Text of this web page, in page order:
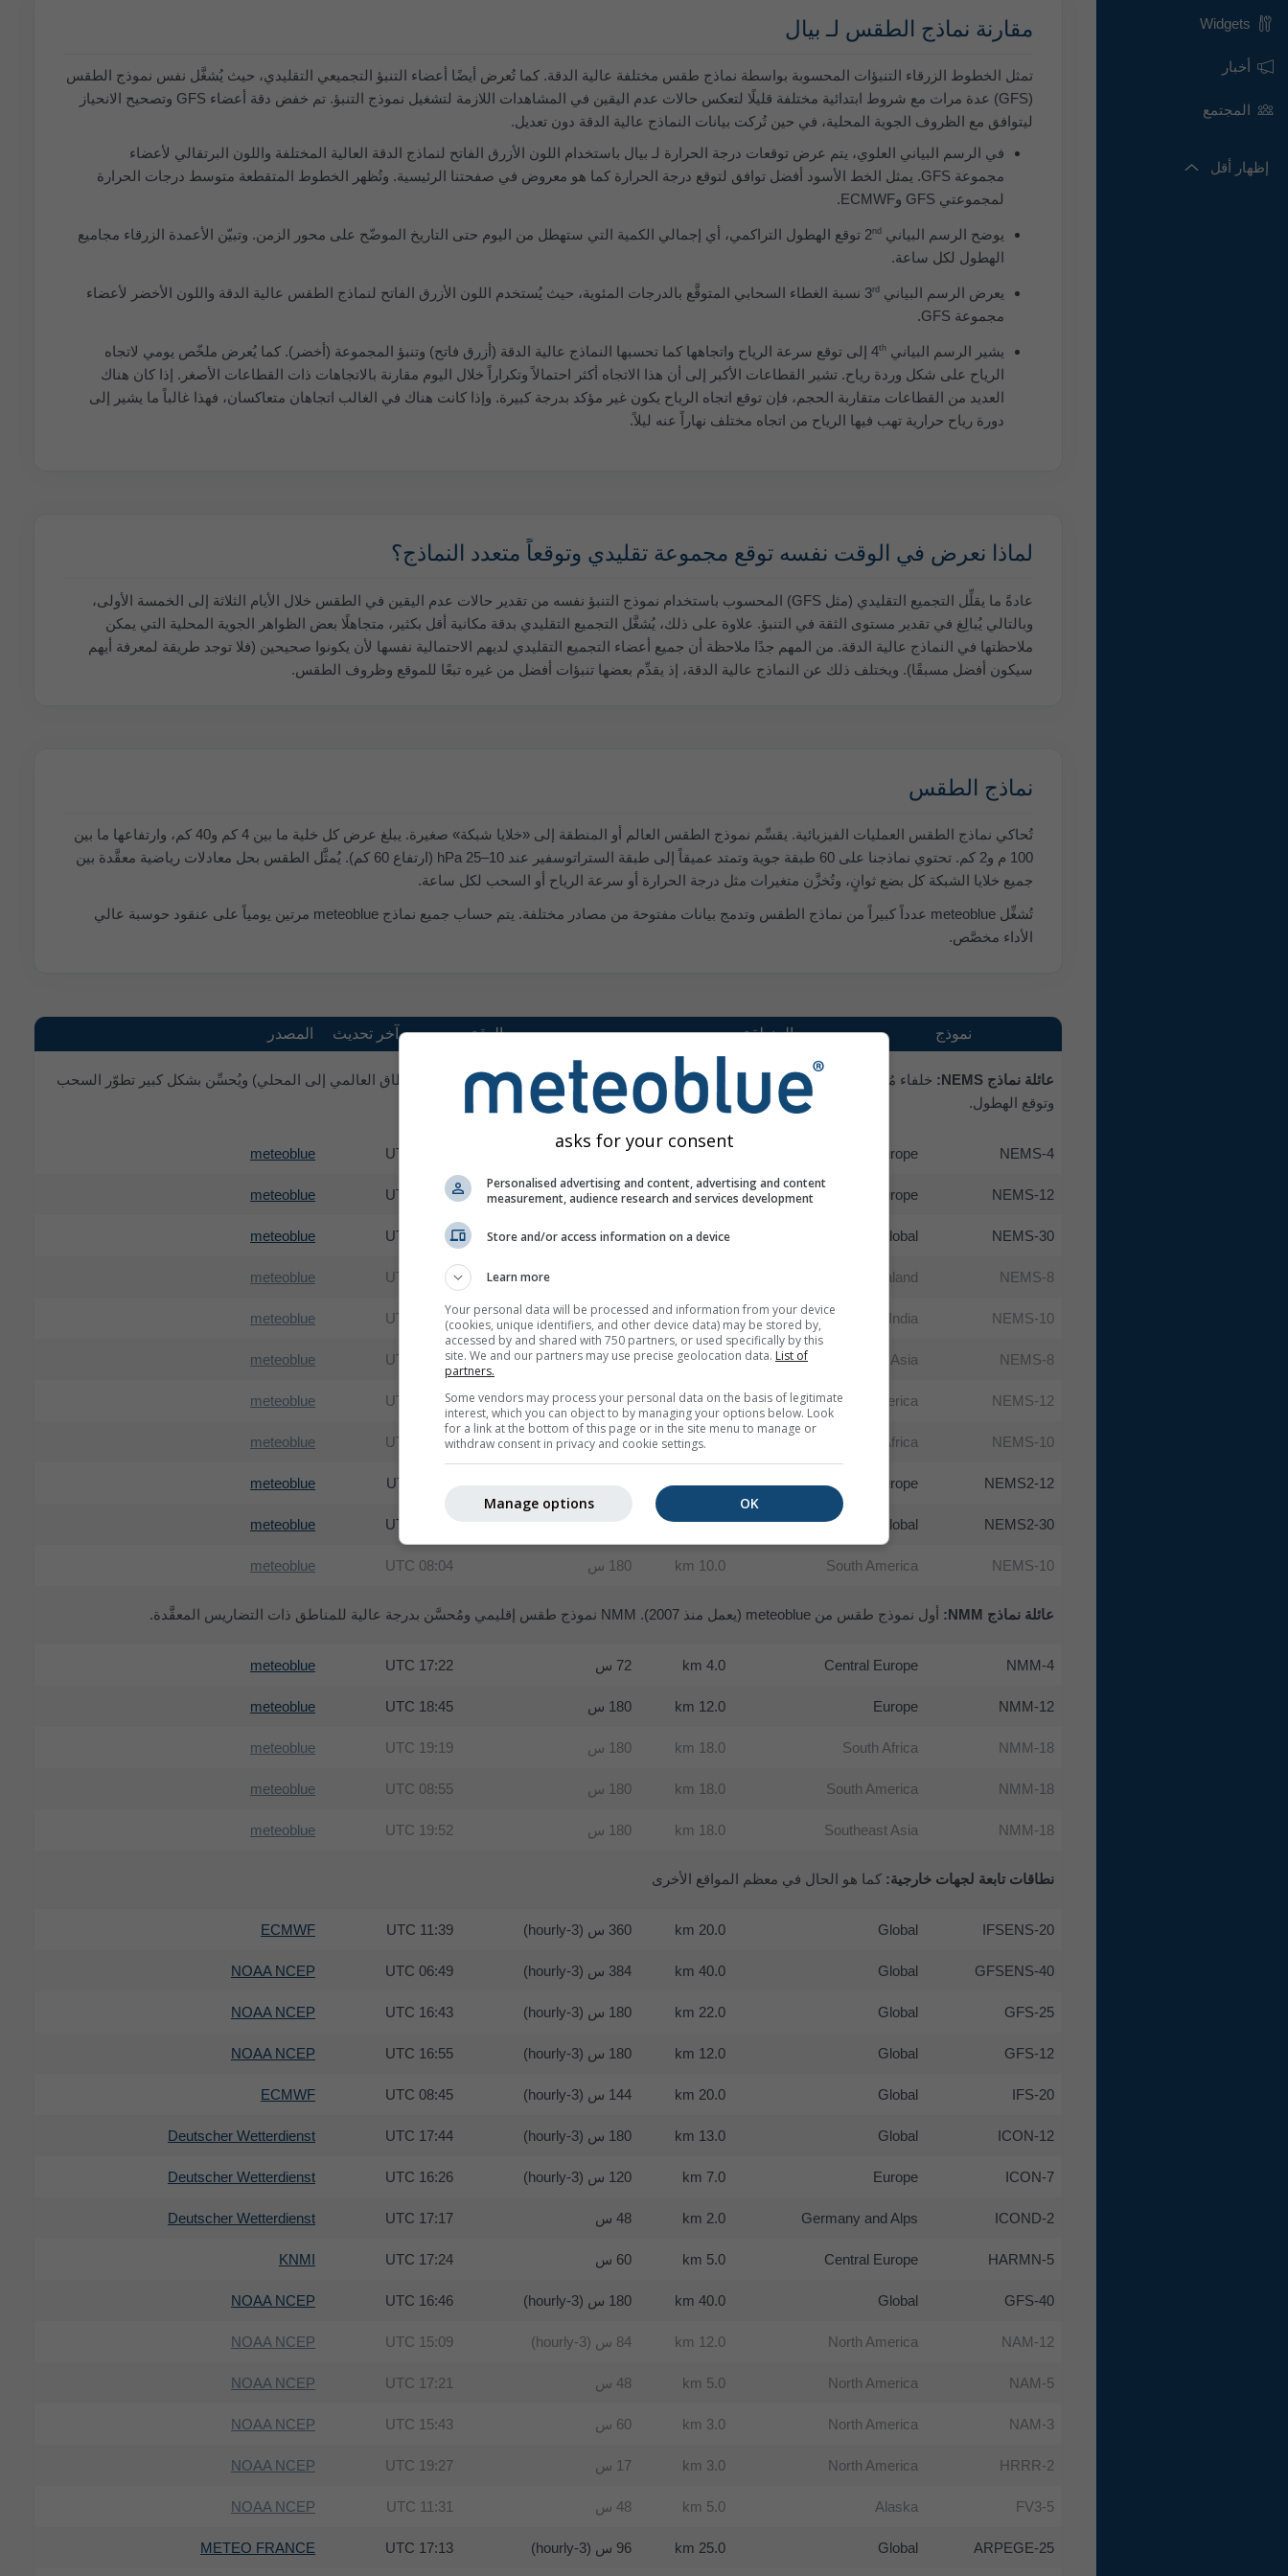
Widgets
أخبار
المجتمع
إظهار أقل
مقارنة نماذج الطقس لـ بيال
تمثل الخطوط الزرقاء التنبؤات المحسوبة بواسطة نماذج طقس مختلفة عالية الدقة. كما تُعرض أيضًا أعضاء التنبؤ التجميعي التقليدي، حيث يُشغَّل نفس نموذج الطقس
(GFS) عدة مرات مع شروط ابتدائية مختلفة قليلًا لتعكس حالات عدم اليقين في المشاهدات اللازمة لتشغيل نموذج التنبؤ. تم خفض دقة أعضاء GFS وتصحيح الانحياز
ليتوافق مع الظروف الجوية المحلية، في حين تُركت بيانات النماذج عالية الدقة دون تعديل.
في الرسم البياني العلوي، يتم عرض توقعات درجة الحرارة لـ‎ بيال ‎باستخدام اللون الأزرق الفاتح لنماذج الدقة العالية المختلفة واللون البرتقالي لأعضاء
مجموعة GFS. يمثل الخط الأسود أفضل توافق لتوقع درجة الحرارة كما هو معروض في صفحتنا الرئيسية. وتُظهر الخطوط المتقطعة متوسط درجات الحرارة
لمجموعتي GFS وECMWF.
يوضح الرسم البياني ‎2 nd
‎ توقع الهطول التراكمي، أي إجمالي الكمية التي ستهطل من اليوم حتى التاريخ الموضّح على محور الزمن. وتبيّن الأعمدة الزرقاء مجاميع
الهطول لكل ساعة.
يعرض الرسم البياني ‎3 rd
‎ نسبة الغطاء السحابي المتوقَّع بالدرجات المئوية، حيث يُستخدم اللون الأزرق الفاتح لنماذج الطقس عالية الدقة واللون الأخضر لأعضاء
مجموعة GFS.
يشير الرسم البياني ‎4 th
‎ إلى توقع سرعة الرياح واتجاهها كما تحسبها النماذج عالية الدقة (أزرق فاتح) وتنبؤ المجموعة (أخضر). كما يُعرض ملخّص يومي لاتجاه
الرياح على شكل وردة رياح. تشير القطاعات الأكبر إلى أن هذا الاتجاه أكثر احتمالاً وتكراراً خلال اليوم مقارنة بالاتجاهات ذات القطاعات الأصغر. إذا كان هناك
العديد من القطاعات متقاربة الحجم، فإن توقع اتجاه الرياح يكون غير مؤكد بدرجة كبيرة. وإذا كانت هناك في الغالب اتجاهان متعاكسان، فهذا غالباً ما يشير إلى
دورة رياح حرارية تهب فيها الرياح من اتجاه مختلف نهاراً عنه ليلاً.
لماذا نعرض في الوقت نفسه توقع مجموعة تقليدي وتوقعاً متعدد النماذج؟
عادةً ما يقلِّل التجميع التقليدي (مثل GFS) المحسوب باستخدام نموذج التنبؤ نفسه من تقدير حالات عدم اليقين في الطقس خلال الأيام الثلاثة إلى الخمسة الأولى،
وبالتالي يُبالِغ في تقدير مستوى الثقة في التنبؤ. علاوة على ذلك، يُشغَّل التجميع التقليدي بدقة مكانية أقل بكثير، متجاهلًا بعض الظواهر الجوية المحلية التي يمكن
ملاحظتها في النماذج عالية الدقة. من المهم جدًا ملاحظة أن جميع أعضاء التجميع التقليدي لديهم الاحتمالية نفسها لأن يكونوا صحيحين (فلا توجد طريقة لمعرفة أيهم
سيكون أفضل مسبقًا). ويختلف ذلك عن النماذج عالية الدقة، إذ يقدِّم بعضها تنبؤات أفضل من غيره تبعًا للموقع وظروف الطقس.
نماذج الطقس
تُحاكي نماذج الطقس العمليات الفيزيائية. يقسِّم نموذج الطقس العالم أو المنطقة إلى «خلايا شبكة» صغيرة. يبلغ عرض كل خلية ما بين 4 كم و40 كم، وارتفاعها ما بين
100 م و2 كم. تحتوي نماذجنا على 60 طبقة جوية وتمتد عميقاً إلى طبقة الستراتوسفير عند 10–25 hPa (ارتفاع 60 كم). يُمثَّل الطقس بحل معادلات رياضية معقَّدة بين
جميع خلايا الشبكة كل بضع ثوانٍ، وتُخزَّن متغيرات مثل درجة الحرارة أو سرعة الرياح أو السحب لكل ساعة.
تُشغِّل meteoblue عدداً كبيراً من نماذج الطقس وتدمج بيانات مفتوحة من مصادر مختلفة. يتم حساب جميع نماذج meteoblue مرتين يومياً على عنقود حوسبة عالي
الأداء مخصَّص.
نموذج المنطقة الدقة آخر تحديث المصدر
عائلة نماذج NEMS:
خلفاء مُحسَّنون لـ NMM (تعمل منذ 2013). NEMS نموذج متعدد المقاييس (يُستخدم من النطاق العالمي إلى المحلي) ويُحسِّن بشكل كبير تطوّر السحب
وتوقع الهطول.
NEMS-4
Central Europe 72 س meteoblue
NEMS-12
Europe
12.0 km 180 س 19:47 UTC
meteoblue
NEMS-30
Global
30.0 km 180 س 16:46 UTC
meteoblue
NEMS-8
New Zealand
09:43 UTC
meteoblue
NEMS-10
India
10.0 km 180 س 08:46 UTC
meteoblue
NEMS-8
Japan East Asia
8.0 km 180 س 09:38 UTC
meteoblue
NEMS-12
Central America
12.0 km 180 س 09:19 UTC
meteoblue
NEMS-10
South Africa
10.0 km 180 س 08:50 UTC
meteoblue
NEMS2-12
Europe
12.0 km
meteoblue
NEMS2-30
Global
30.0 km
meteoblue
NEMS-10
South America
10.0 km 180 س 08:04 UTC
meteoblue
عائلة نماذج NMM: أول نموذج طقس من meteoblue (يعمل منذ 2007). NMM نموذج طقس إقليمي ومُحسَّن بدرجة عالية للمناطق ذات التضاريس المعقَّدة.
NMM-4
Central Europe
4.0 km 72 س 17:22 UTC
meteoblue
NMM-12
Europe
12.0 km 180 س 18:45 UTC
meteoblue
NMM-18
South Africa
18.0 km 180 س 19:19 UTC
meteoblue
NMM-18
South America
18.0 km 180 س 08:55 UTC
meteoblue
NMM-18
Southeast Asia
18.0 km 180 س 19:52 UTC
meteoblue
نطاقات تابعة لجهات خارجية: كما هو الحال في معظم المواقع الأخرى
IFSENS-20
Global
20.0 km 360 س (3-hourly) 11:39 UTC
ECMWF
GFSENS-40
Global
40.0 km 384 س (3-hourly) 06:49 UTC
NOAA NCEP
GFS-25
Global
22.0 km 180 س (3-hourly) 16:43 UTC
NOAA NCEP
GFS-12
Global
12.0 km 180 س (3-hourly) 16:55 UTC
NOAA NCEP
IFS-20
Global
20.0 km 144 س (3-hourly) 08:45 UTC
ECMWF
ICON-12
Global
13.0 km 180 س (3-hourly) 17:44 UTC
Deutscher Wetterdienst
ICON-7
Europe
7.0 km 120 س (3-hourly) 16:26 UTC
Deutscher Wetterdienst
ICOND-2
Germany and Alps
2.0 km 48 س 17:17 UTC
Deutscher Wetterdienst
HARMN-5
Central Europe
5.0 km 60 س 17:24 UTC
KNMI
GFS-40
Global
40.0 km 180 س (3-hourly) 16:46 UTC
NOAA NCEP
NAM-12
North America
12.0 km 84 س (3-hourly) 15:09 UTC
NOAA NCEP
NAM-5
North America
5.0 km 48 س 17:21 UTC
NOAA NCEP
NAM-3
North America
3.0 km 60 س 15:43 UTC
NOAA NCEP
HRRR-2
North America
3.0 km 17 س 19:27 UTC
NOAA NCEP
FV3-5
Alaska
5.0 km 48 س 11:31 UTC
NOAA NCEP
ARPEGE-25
Global
25.0 km 96 س (3-hourly) 17:13 UTC
METEO FRANCE
asks for your consent
Personalised advertising and content, advertising and content
measurement, audience research and services development
Store and/or access information on a device
Learn more
Your personal data will be processed and information from your device
(cookies, unique identifiers, and other device data) may be stored by,
accessed by and shared with 750 partners, or used specifically by this
site. We and our partners may use precise geolocation data. List of
partners.
Some vendors may process your personal data on the basis of legitimate
interest, which you can object to by managing your options below. Look
for a link at the bottom of this page or in the site menu to manage or
withdraw consent in privacy and cookie settings.
OK
Manage options